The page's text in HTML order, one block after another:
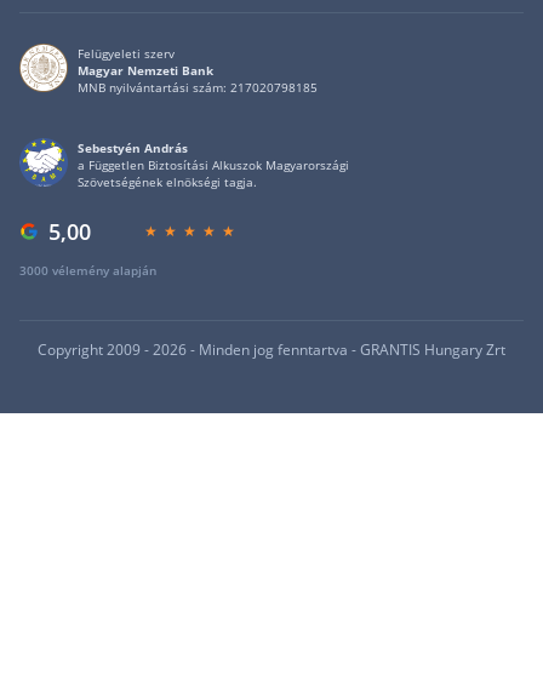
Felügyeleti szerv
Magyar Nemzeti Bank
MNB nyilvántartási szám: 217020798185
Sebestyén András
a Független Biztosítási Alkuszok Magyarországi
Szövetségének elnökségi tagja.
5,00
3000 vélemény alapján
Copyright 2009 - 2026 - Minden jog fenntartva - GRANTIS Hungary Zrt